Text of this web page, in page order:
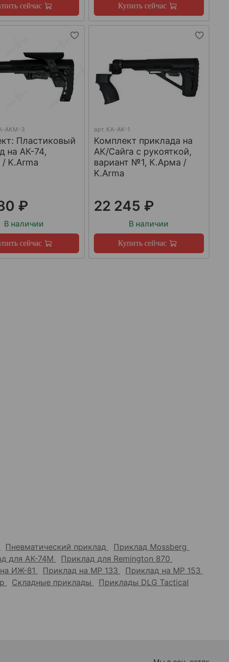
сейчас Купить сейчас
AKM-3
Пластиковый
на АК-74,
K.Arma
₽
В наличии
сейчас
арт. KA-AK-1
Комплект приклада на
АК/Сайга с рукояткой,
вариант №1, К.Арма /
K.Arma
22 245 ₽
В наличии
Купить сейчас
Пневматический приклад
Приклад Mossberg
для АК-74М
Приклад для Remington 870
ИЖ-81 Приклад на МР 133
Приклад на МР 153
Складные приклады
Приклады DLG Tactical